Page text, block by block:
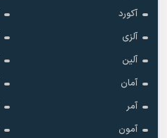
آکورد
آلزی
آلین
آمان
آمر
آمون